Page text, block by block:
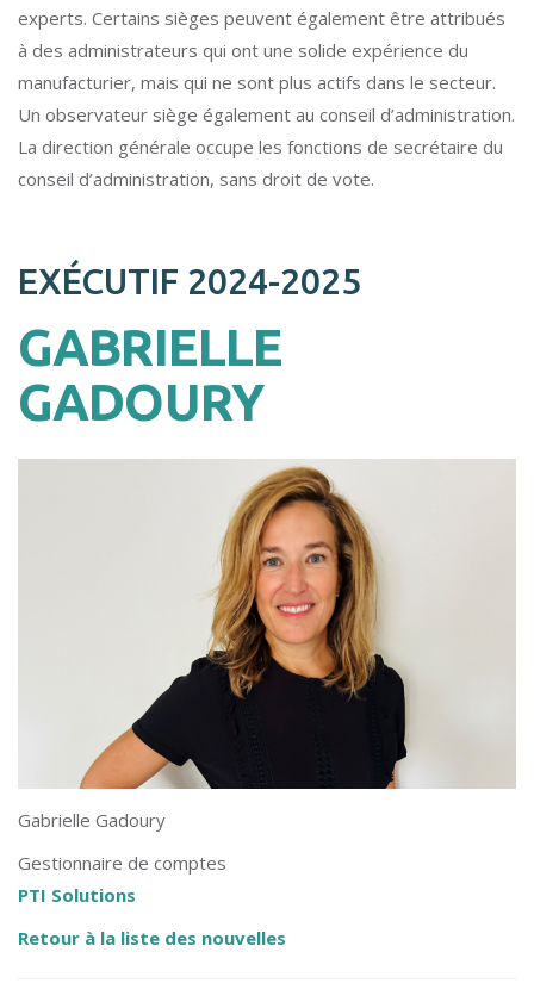
experts. Certains sièges peuvent également être attribués
à des administrateurs qui ont une solide expérience du
manufacturier, mais qui ne sont plus actifs dans le secteur.
Un observateur siège également au conseil d’administration.
La direction générale occupe les fonctions de secrétaire du
conseil d’administration, sans droit de vote.
EXÉCUTIF 2024-2025
GABRIELLE
GADOURY
Gabrielle Gadoury
Gestionnaire de comptes
PTI Solutions
Retour à la liste des nouvelles